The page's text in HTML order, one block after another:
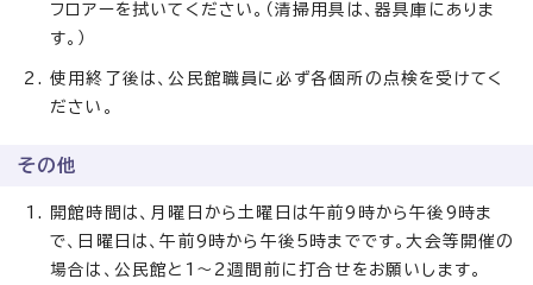
フロアーを拭いてください。（清掃用具は、器具庫にありま
す。）
使用終了後は、公民館職員に必ず各個所の点検を受けてく
ださい。
その他
開館時間は、月曜日から土曜日は午前9時から午後9時ま
で、日曜日は、午前9時から午後5時までです。大会等開催の
場合は、公民館と1～2週間前に打合せをお願いします。